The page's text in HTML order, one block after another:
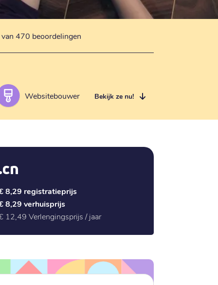
470 beoordelingen
Websitebouwer Bekijk ze nu!
8,29 registratieprijs
8,29 verhuisprijs
12,49 Verlengingsprijs / jaar